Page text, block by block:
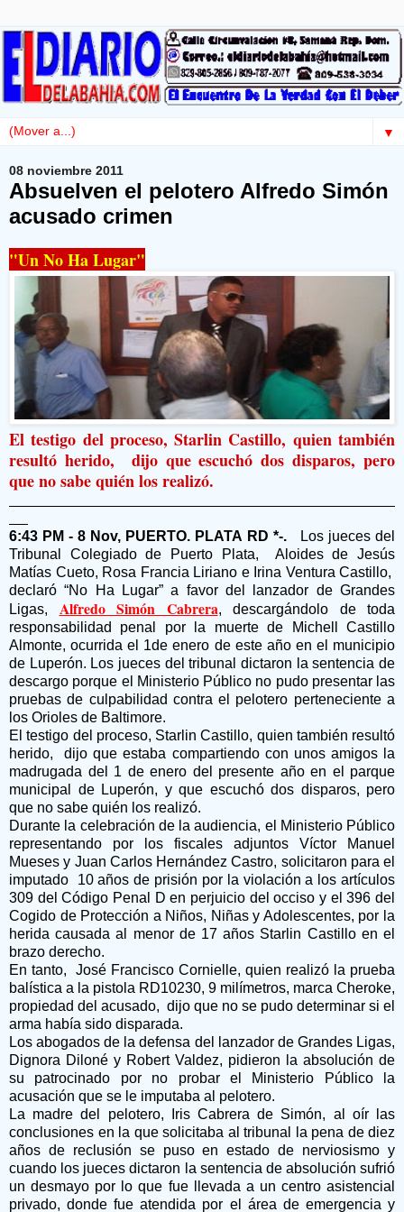
▼
08 noviembre 2011
Absuelven el pelotero Alfredo Simón
acusado crimen
"Un No Ha Lugar"
El testigo del proceso, Starlin Castillo, quien también
resultó herido, dijo que escuchó dos disparos, pero
que no sabe quién los realizó.
6:43 PM - 8 Nov, PUERTO. PLATA RD *-.Los jueces del
Tribunal Colegiado de Puerto Plata, Aloides de Jesús
Matías Cueto, Rosa Francia Liriano e Irina Ventura Castillo,
declaró “No Ha Lugar” a favor del lanzador de Grandes
Ligas, Alfredo Simón Cabrera, descargándolo de toda
responsabilidad penal por la muerte de Michell Castillo
Almonte, ocurrida el 1de enero de este año en el municipio
de Luperón. Los jueces del tribunal dictaron la sentencia de
descargo porque el Ministerio Público no pudo presentar las
pruebas de culpabilidad contra el pelotero perteneciente a
los Orioles de Baltimore.
El testigo del proceso, Starlin Castillo, quien también resultó
herido, dijo que estaba compartiendo con unos amigos la
madrugada del 1 de enero del presente año en el parque
municipal de Luperón, y que escuchó dos disparos, pero
que no sabe quién los realizó.
Durante la celebración de la audiencia, el Ministerio Público
representando por los fiscales adjuntos Víctor Manuel
Mueses y Juan Carlos Hernández Castro, solicitaron para el
imputado 10 años de prisión por la violación a los artículos
309 del Código Penal D en perjuicio del occiso y el 396 del
Cogido de Protección a Niños, Niñas y Adolescentes, por la
herida causada al menor de 17 años Starlin Castillo en el
brazo derecho.
En tanto, José Francisco Cornielle, quien realizó la prueba
balística a la pistola RD10230, 9 milímetros, marca Cheroke,
propiedad del acusado, dijo que no se pudo determinar si el
arma había sido disparada.
Los abogados de la defensa del lanzador de Grandes Ligas,
Dignora Diloné y Robert Valdez, pidieron la absolución de
su patrocinado por no probar el Ministerio Público la
acusación que se le imputaba al pelotero.
La madre del pelotero, Iris Cabrera de Simón, al oír las
conclusiones en la que solicitaba al tribunal la pena de diez
años de reclusión se puso en estado de nerviosismo y
cuando los jueces dictaron la sentencia de absolución sufrió
un desmayo por lo que fue llevada a un centro asistencial
privado, donde fue atendida por el área de emergencia y